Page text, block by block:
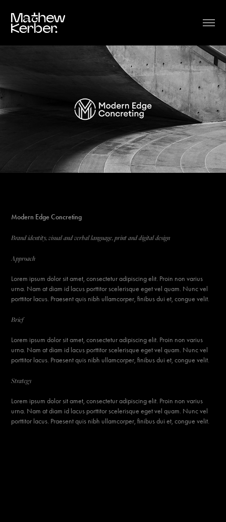
Modern Edge Concreting
Brand identity, visual and verbal language, print and digital design
Approach
Lorem ipsum dolor sit amet, consectetur adipiscing elit. Proin non varius
urna. Nam at diam id lacus porttitor scelerisque eget vel quam. Nunc vel
porttitor lacus. Praesent quis nibh ullamcorper, finibus dui et, congue velit.
Brief
Lorem ipsum dolor sit amet, consectetur adipiscing elit. Proin non varius
urna. Nam at diam id lacus porttitor scelerisque eget vel quam. Nunc vel
porttitor lacus. Praesent quis nibh ullamcorper, finibus dui et, congue velit.
Strategy
Lorem ipsum dolor sit amet, consectetur adipiscing elit. Proin non varius
urna. Nam at diam id lacus porttitor scelerisque eget vel quam. Nunc vel
porttitor lacus. Praesent quis nibh ullamcorper, finibus dui et, congue velit.